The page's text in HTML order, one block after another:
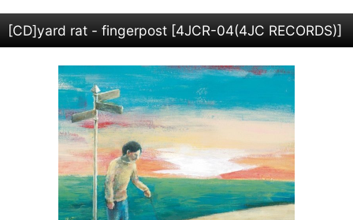
[CD]yard rat - fingerpost [4JCR-04(4JC RECORDS)]